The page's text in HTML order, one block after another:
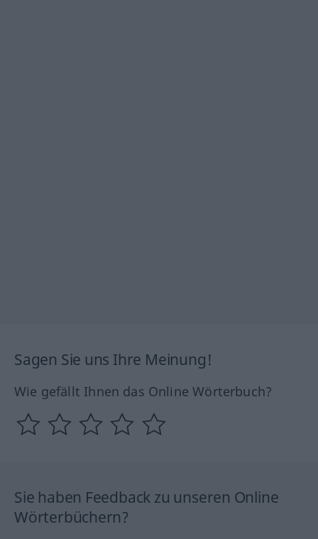
Sagen Sie uns Ihre Meinung!
Wie gefällt Ihnen das Online Wörterbuch?
Sie haben Feedback zu unseren Online
Wörterbüchern?